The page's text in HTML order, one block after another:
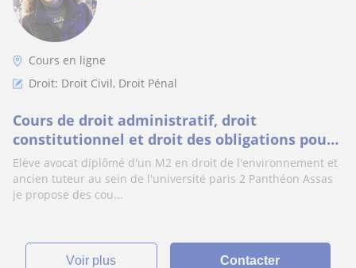
Cours en ligne
Droit: Droit Civil, Droit Pénal
Cours de droit administratif, droit
constitutionnel et droit des obligations pour
les étudiants de la L1 à la L3
Elève avocat diplômé d'un M2 en droit de l'environnement et
ancien tuteur au sein de l'université paris 2 Panthéon Assas
je propose des cou...
voir plus Contacter